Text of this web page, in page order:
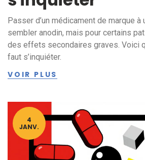
Passer d’un médicament de marque
sembler anodin, mais pour certains
des effets secondaires graves. Voici
faut s’inquiéter.
VOIR PLUS
4
JANV.